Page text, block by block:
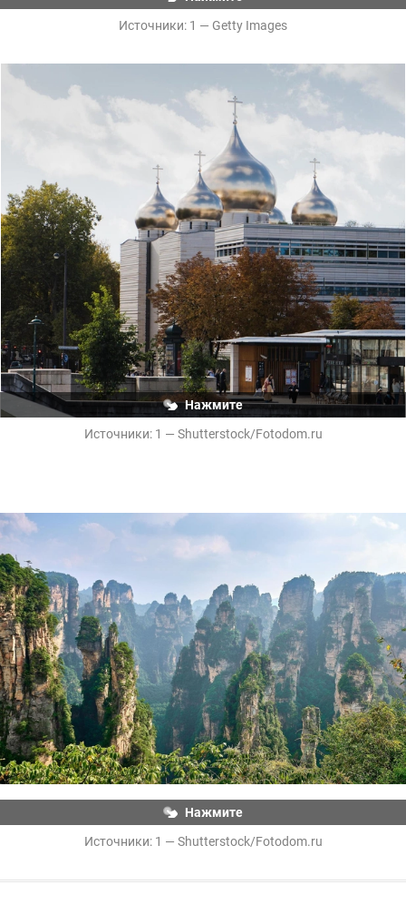
Источники: 1 — Getty Images
Нажмите
Париж, Франция. Русский православный собор
Святой Троицы
Источники: 1 — Shutterstock/Fotodom.ru
Нажмите
Горы Аватара в национальном парке Чжанцзяцзе
в китайской провинции Хунань
Источники: 1 — Shutterstock/Fotodom.ru